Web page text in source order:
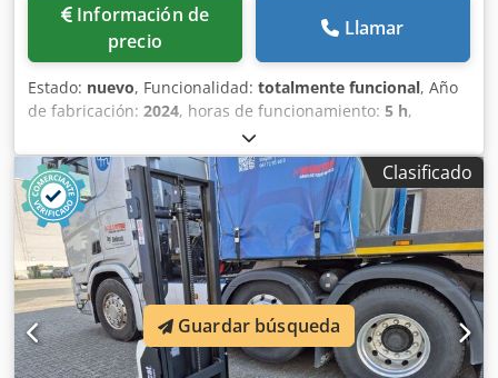
Información de
precio
Llamar
Estado: nuevo, Funcionalidad: totalmente funcional, Año
de fabricación: 2024, horas de funcionamiento: 5 h,
1.600 kg, altura de elevación:
mm, ascensor libre:1.420 mm, tipo de combustible:
eléctrico, tipo de mástil:triple
, altura de construcción:
2.008 mm , longitud de la horquilla: 1.150 mm
, peso en
vacío:1.340 kg, longitud total:1.964 mm, tipo de
accionamiento:Elektro, ancho de construcción:820 mm,
Carretilla elevadora Centro de gravedad de la carga: 600
Anchura de horquilla: 560 mm Tipo de mástil: Triplex
Cedpfxswzpc Ds Aarsrf Estado: Nueva Estado técnico:
Nuevo Tipo de neumáticos delanteros: Poliuretano Estado
de los neumáticos delanteros: 80 - 100% Neumáticos
Clasificado
Guardar búsqueda